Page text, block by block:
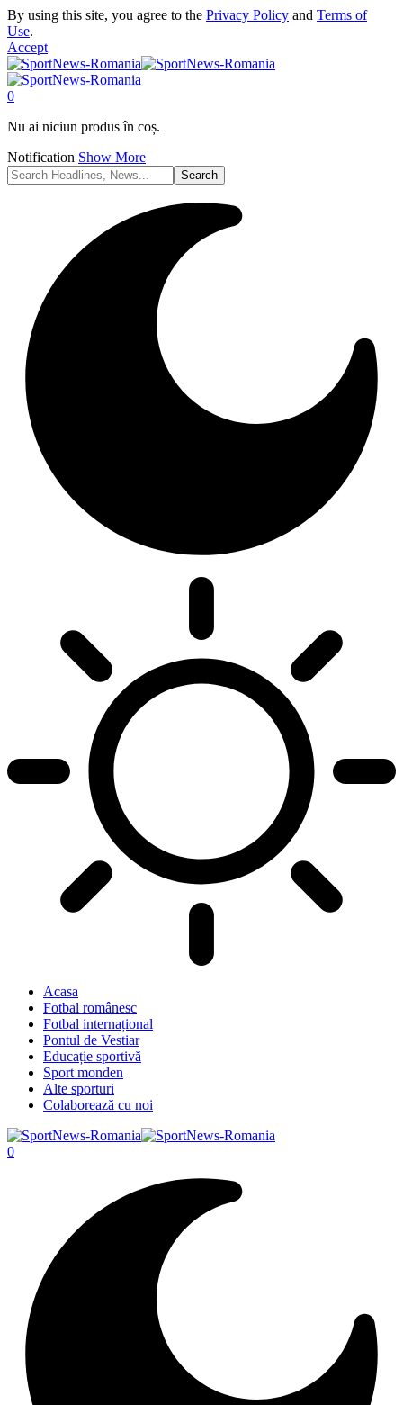
By using this site, you agree to the Privacy Policy and Terms of
Use.
Accept
0
Nu ai niciun produs în coș.
Notification Show More
Acasa
Fotbal românesc
Fotbal internațional
Pontul de Vestiar
Educație sportivă
Sport monden
Alte sporturi
Colaborează cu noi
0